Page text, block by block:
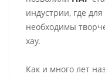
индустрии, где
необходимы
хау.
Как и много лет